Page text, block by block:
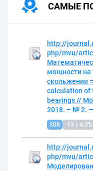
САМЫЕ
http://journal.
php/mvu/
мощности на
скольжения
calculation of
bearings //
2018. – № 2.
308 -13 (-
http://journal.
php/mvu/